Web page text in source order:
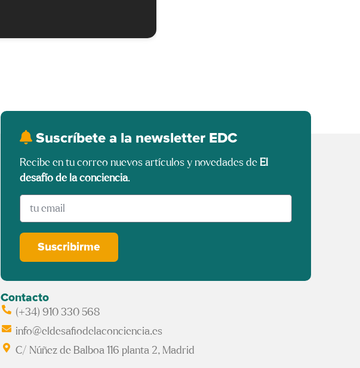
Suscríbete a la newsletter EDC
Recibe en tu correo nuevos artículos y novedades de El
desafío de la conciencia.
Suscribirme
Contacto
(+34) 910 330 568
info@eldesafiodelaconciencia.es
C/ Núñez de Balboa 116 planta 2, Madrid